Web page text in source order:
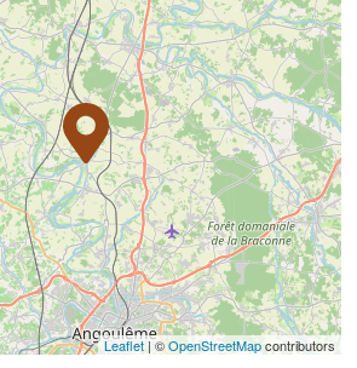
Leaflet| ©OpenStreetMapcontributors